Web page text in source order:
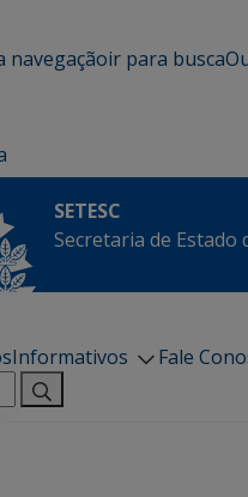
navegaçãoir para busca
SETESC
Secretaria de
Informativos
Fale